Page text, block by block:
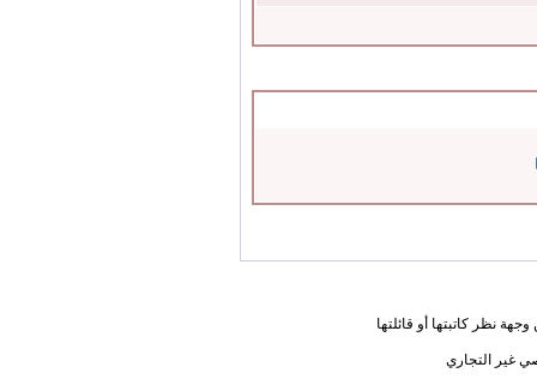
نظر كاتبتها أو قائلتها
غير التجاري